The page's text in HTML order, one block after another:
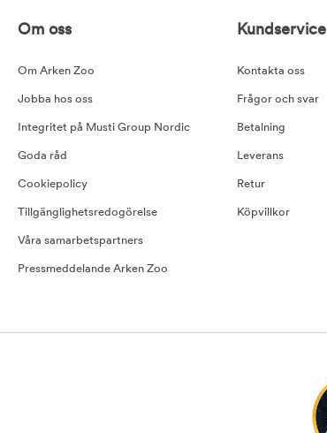
Om oss
Om Arken Zoo
Jobba hos oss
Integritet på Musti Group Nordic
Goda råd
Cookiepolicy
Tillgänglighetsredogörelse
Våra samarbetspartners
Pressmeddelande Arken Zoo
Kundservice
Kontakta oss
Frågor och svar
Betalning
Leverans
Retur
Köpvillkor